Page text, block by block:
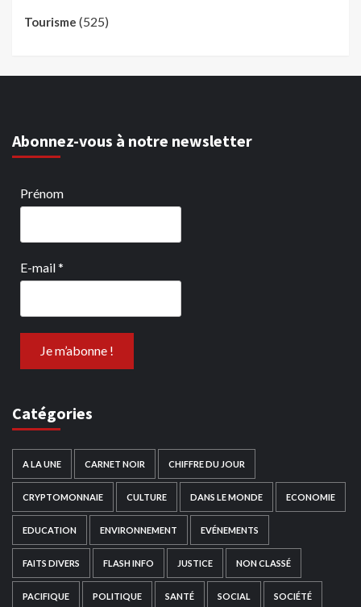
Tourisme (525)
Abonnez-vous à notre newsletter
Prénom
E-mail*
Catégories
A LA UNE CARNET NOIR CHIFFRE DU JOUR
CRYPTOMONNAIE CULTURE DANS LE MONDE ECONOMIE
EDUCATION ENVIRONNEMENT EVÉNEMENTS
FAITS DIVERS FLASH INFO JUSTICE NON CLASSÉ
PACIFIQUE POLITIQUE SANTÉ SOCIAL SOCIÉTÉ